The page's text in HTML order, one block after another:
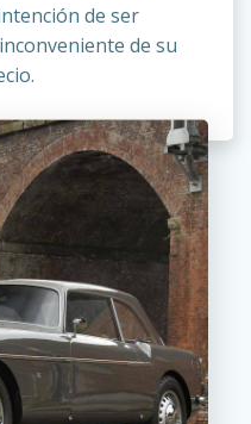
de ser
de su